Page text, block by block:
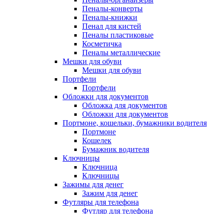
Пеналы-конверты
Пеналы-книжки
Пенал для кистей
Пеналы пластиковые
Косметичка
Пеналы металлические
Мешки для обуви
Мешки для обуви
Портфели
Портфели
Обложки для документов
Обложка для документов
Обложки для документов
Портмоне, кошельки, бумажники водителя
Портмоне
Кошелек
Бумажник водителя
Ключницы
Ключница
Ключницы
Зажимы для денег
Зажим для денег
Футляры для телефона
Футляр для телефона